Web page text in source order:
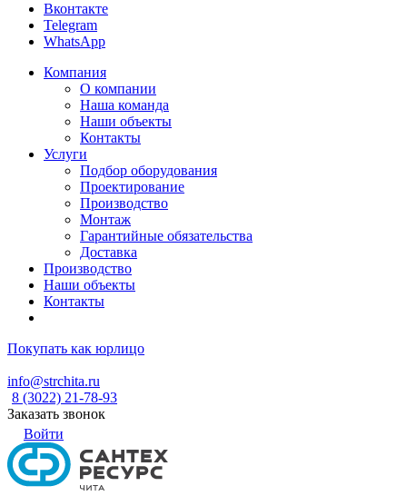
Вконтакте
Telegram
WhatsApp
Компания
О компании
Наша команда
Наши объекты
Контакты
Услуги
Подбор оборудования
Проектирование
Производство
Монтаж
Гарантийные обязательства
Доставка
Производство
Наши объекты
Контакты
Покупать как юрлицо
info@strchita.ru
8 (3022) 21-78-93
Заказать звонок
Войти